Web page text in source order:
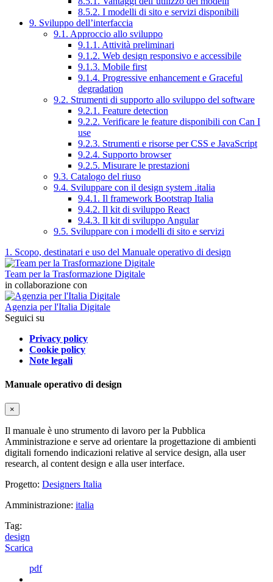
8.5.2. I modelli di sito e servizi disponibili
9. Sviluppo dell’interfaccia
9.1. Approccio allo sviluppo
9.1.1. Attività preliminari
9.1.2. Web design responsivo e accessibile
9.1.3. Mobile first
9.1.4. Progressive enhancement e Graceful
degradation
9.2. Strumenti di supporto allo sviluppo del software
9.2.1. Feature detection
9.2.2. Verificare le feature disponibili con Can I
use
9.2.3. Strumenti e risorse per CSS e JavaScript
9.2.4. Supporto browser
9.2.5. Misurare le prestazioni
9.3. Catalogo del riuso
9.4. Sviluppare con il design system .italia
9.4.1. Il framework Bootstrap Italia
9.4.2. Il kit di sviluppo React
9.4.3. Il kit di sviluppo Angular
9.5. Sviluppare con i modelli di sito e servizi
1. Scopo, destinatari e uso del Manuale operativo di design
Team per la Trasformazione Digitale
in collaborazione con
Agenzia per l'Italia Digitale
Seguici su
Privacy policy
Cookie policy
Note legali
Manuale operativo di design
×
Il manuale è uno strumento di lavoro per la Pubblica
Amministrazione e serve ad orientare la progettazione di ambienti
digitali fornendo indicazioni relative al service design, alla user
research, al content design e alla user interface.
Progetto: Designers Italia
Amministrazione: italia
Tag:
design
Scarica
pdf